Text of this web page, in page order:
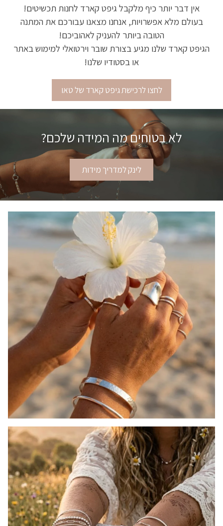
אין דבר יותר כיף מלקבל גיפט קארד לחנות תכשיטים!
בעולם מלא אפשרויות, אנחנו מצאנו עבורכם את המתנה
הטובה ביותר להעניק לאהוביכם!
הגיפט קארד שלנו מגיע בצורת שובר וירטואלי למימוש באתר
או בסטודיו שלנו!
לחצו לרכישת גיפט קארד של טאו
לא בטוחים מה המידה שלכם?
לינק למדריך מידות